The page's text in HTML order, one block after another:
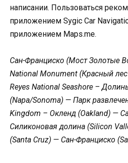
написании. Пользоваться
приложением Sygic Car
приложением Maps.me.
Сан-Франциско (Мост Золотые
National Monument (Красный
Reyes National Seashore –
(Napa/Sonoma) — Парк
Kingdom – Окленд (Oakland) —
Силиконовая долина (Silicon
(Santa Cruz) — Сан-Франциско